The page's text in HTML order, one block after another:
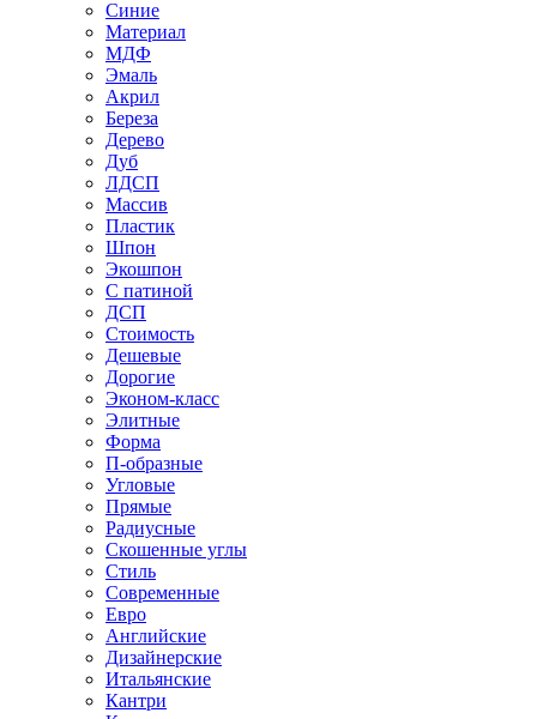
Синие
Материал
МДФ
Эмаль
Акрил
Береза
Дерево
Дуб
ЛДСП
Массив
Пластик
Шпон
Экошпон
С патиной
ДСП
Стоимость
Дешевые
Дорогие
Эконом-класс
Элитные
Форма
П-образные
Угловые
Прямые
Радиусные
Скошенные углы
Стиль
Современные
Евро
Английские
Дизайнерские
Итальянские
Кантри